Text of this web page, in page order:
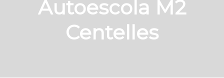
Autoescola M2
Centelles